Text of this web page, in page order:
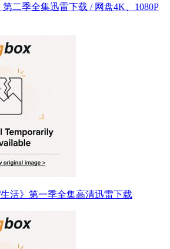
二季全集迅雷下载 / 网盘4K、1080P
活》第一季全集高清迅雷下载